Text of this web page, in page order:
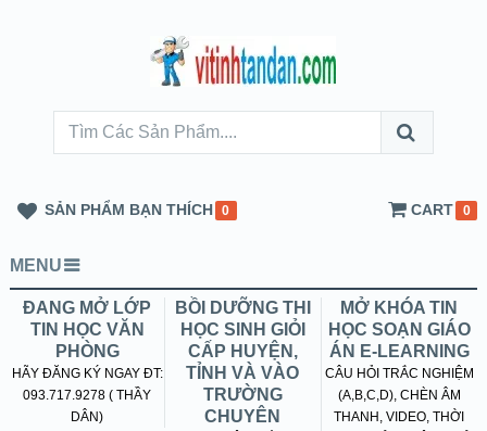
SẢN PHẨM BẠN THÍCH 0 CART 0
MENU
ĐANG MỞ LỚP
TIN HỌC VĂN
PHÒNG
HÃY ĐĂNG KÝ NGAY ĐT:
093.717.9278 ( THẦY
DÂN)
BỒI DƯỠNG THI
HỌC SINH GIỎI
CẤP HUYỆN,
TỈNH VÀ VÀO
TRƯỜNG
CHUYÊN
MỞ KHÓA TIN
HỌC SOẠN GIÁO
ÁN E-LEARNING
CÂU HỎI TRẮC NGHIỆM
(A,B,C,D), CHÈN ÂM
THANH, VIDEO, THỜI